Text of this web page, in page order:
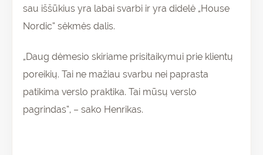
sau iššūkius yra labai svarbi ir yra didelė „House
Nordic“ sėkmės dalis.
„Daug dėmesio skiriame prisitaikymui prie klientų
poreikių. Tai ne mažiau svarbu nei paprasta
patikima verslo praktika. Tai mūsų verslo
pagrindas“, – sako Henrikas.